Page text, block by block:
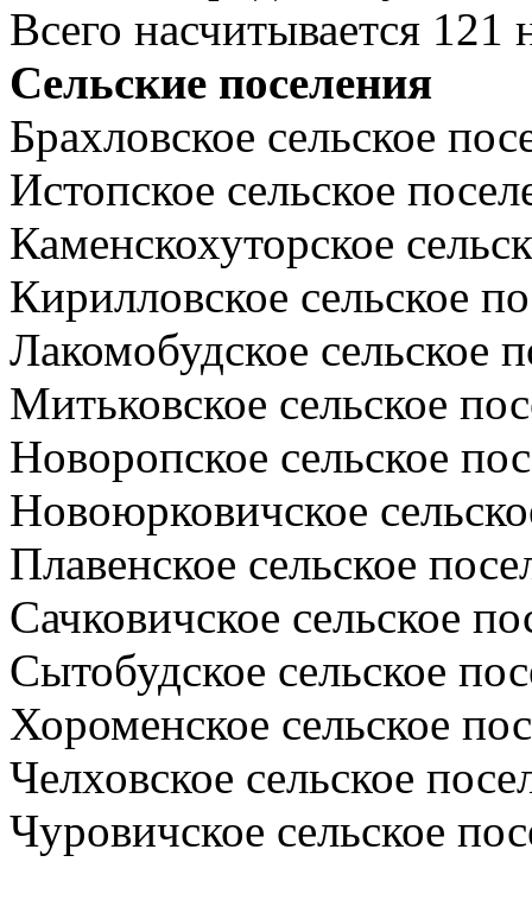
Всего насчитывается 121
Сельские поселения
Брахловское сельское
Истопское сельское
Каменскохуторское
Кирилловское сельское
Лакомобудское сельское
Митьковское сельское
Новоропское сельское
Новоюрковичское
Плавенское сельское
Сачковичское сельское
Сытобудское сельское
Хороменское сельское
Челховское сельское
Чуровичское сельское